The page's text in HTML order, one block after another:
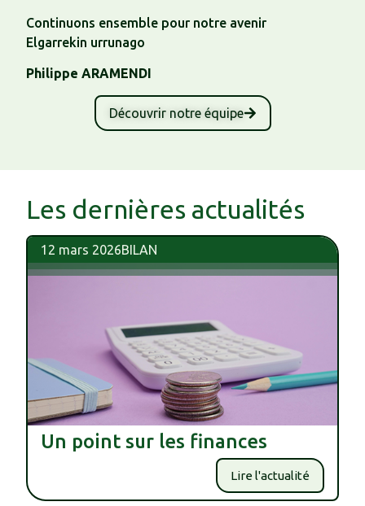
Continuons ensemble pour notre avenir
Elgarrekin urrunago
Philippe ARAMENDI
Découvrir notre équipe
Les dernières actualités
12 mars 2026BILAN
Un point sur les finances
Lire l'actualité